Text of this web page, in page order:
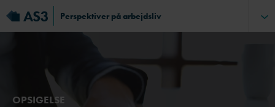
Perspektiver på arbejdsliv
OPSIGELSE